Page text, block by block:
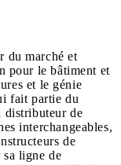
du marché et
pour le bâtiment et
et le génie
fait partie du
distributeur de
interchangeables,
de
ligne de